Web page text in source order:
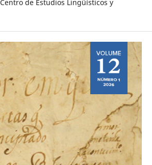
de Estudios Lingüísticos y